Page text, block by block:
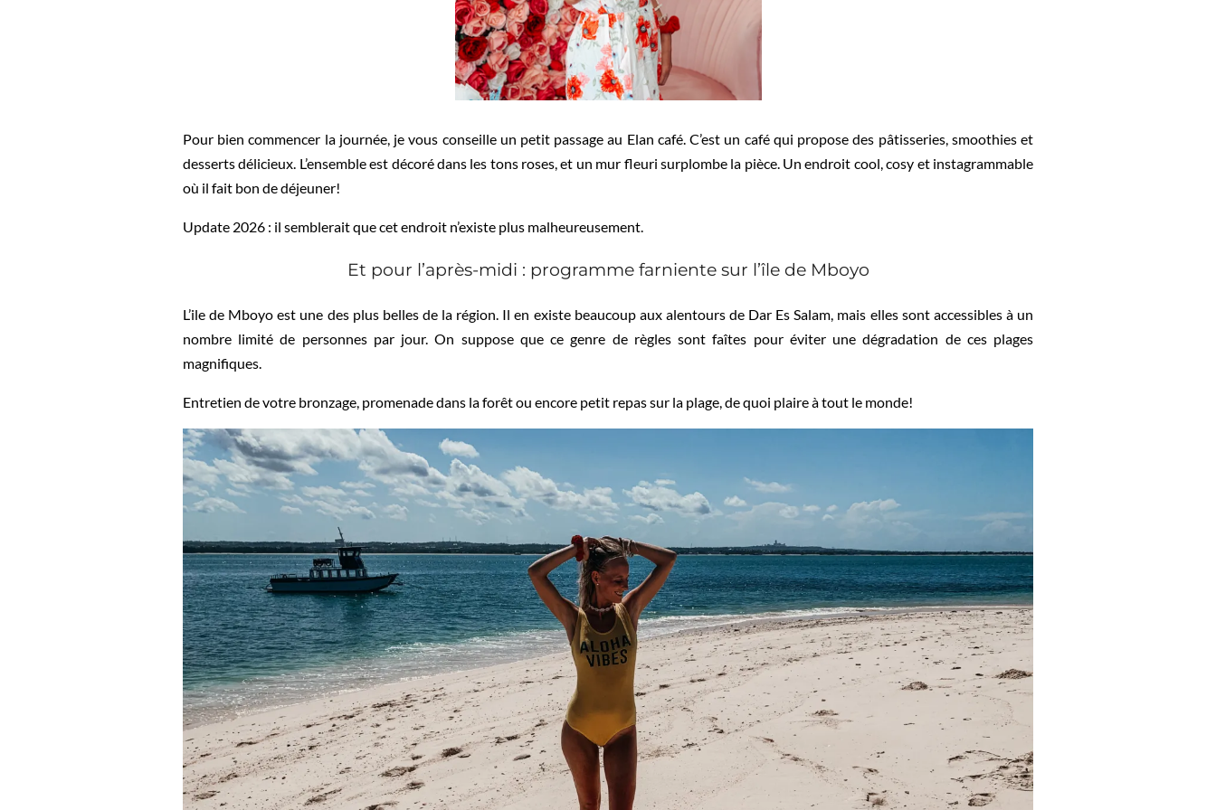
Pour bien commencer la journée, je vous conseille un petit passage au Elan café. C’est un café qui propose des pâtisseries, smoothies et
desserts délicieux. L’ensemble est décoré dans les tons roses, et un mur fleuri surplombe la pièce. Un endroit cool, cosy et instagrammable
où il fait bon de déjeuner!
Update 2026 : il semblerait que cet endroit n’existe plus malheureusement.
Et pour l’après-midi : programme farniente sur l’île de Mboyo
L’ile de Mboyo est une des plus belles de la région. Il en existe beaucoup aux alentours de Dar Es Salam, mais elles sont accessibles à un
nombre limité de personnes par jour. On suppose que ce genre de règles sont faîtes pour éviter une dégradation de ces plages
magnifiques.
Entretien de votre bronzage, promenade dans la forêt ou encore petit repas sur la plage, de quoi plaire à tout le monde!